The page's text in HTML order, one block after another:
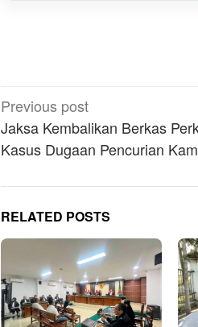
Post
navigation
Previous post
Jaksa Kembalikan Berkas
Kasus Dugaan Pencurian
RELATED POSTS